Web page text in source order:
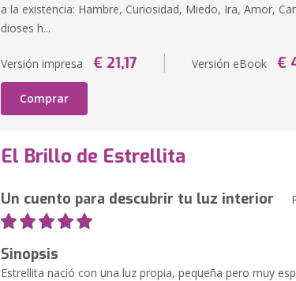
a la existencia: Hambre, Curiosidad, Miedo, Ira, Amor,
dioses h...
Versión impresa € 21,17 Versión eBook €
Comprar
El Brillo de Estrellita
Un cuento para descubrir tu luz interior
Sinopsis
Estrellita nació con una luz propia, pequeña pero muy